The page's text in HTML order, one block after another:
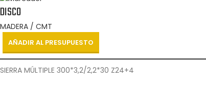
DISCO
MADERA / CMT
AÑADIR AL PRESUPUESTO
SIERRA MÚLTIPLE 300*3,2/2,2*30 Z24+4